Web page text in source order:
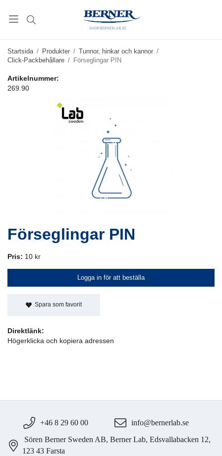
Startsida / Produkter / Tunnor, hinkar och kannor /
Click-Packbehållare / Förseglingar PIN
Artikelnummer:
269.90
Förseglingar PIN
Pris: 10 kr
Logga in för att beställa
Spara som favorit
Direktlänk:
Högerklicka och kopiera adressen
+46 8 29 60 00 info@bernerlab.se
Sören Berner Sweden AB, Berner Lab, Edsvallabacken 12,
123 43 Farsta